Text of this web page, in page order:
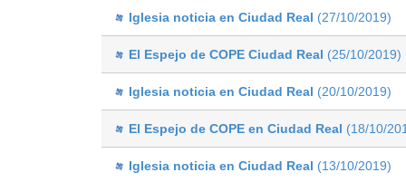
Iglesia noticia en Ciudad Real (27/10/2019)
El Espejo de COPE Ciudad Real (25/10/2019)
Iglesia noticia en Ciudad Real (20/10/2019)
El Espejo de COPE en Ciudad Real (18/10/
Iglesia noticia en Ciudad Real (13/10/2019)